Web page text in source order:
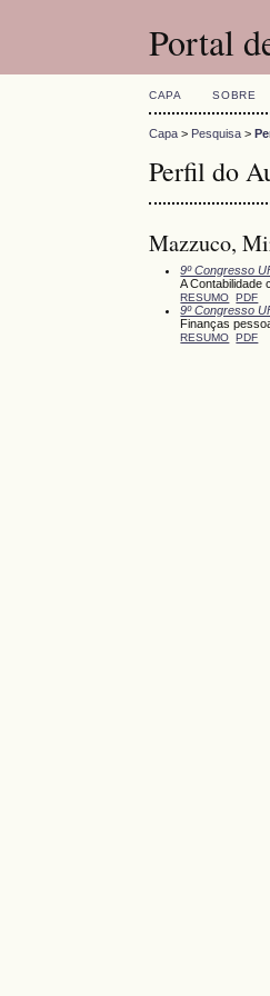
Portal
CAPA SOBRE
Capa > Pesquisa >
Perfil do
Mazzuco,
9º Congresso
A Contabilidade
RESUMO PDF
9º Congresso
Finanças
RESUMO PDF